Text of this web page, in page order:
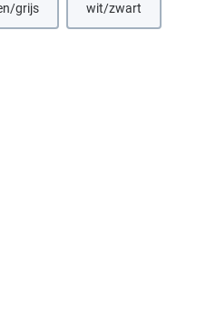
beschikbaar.)
grijs
optie is momenteel niet beschikbaar.)
wit/zwart(Deze optie is
niet beschikbaar.)